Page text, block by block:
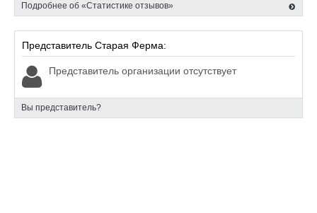
Подробнее об «Статистике отзывов»
Представитель Старая Ферма:
Представитель организации отсутствует
Вы представитель?